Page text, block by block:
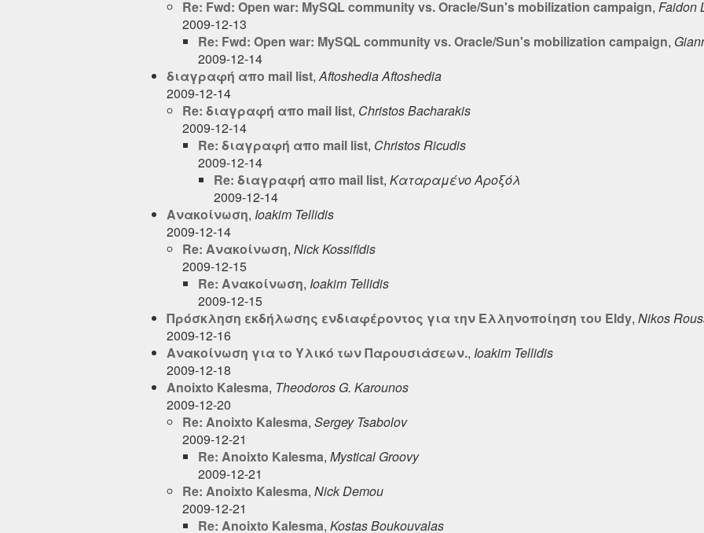
Re: Fwd: Open war: MySQL community vs. Oracle/Sun's mobilization campaign, Faidon
2009-12-13
Re: Fwd: Open war: MySQL community vs. Oracle/Sun's mobilization campaign,
2009-12-14
διαγραφή απο mail list,Aftoshedia Aftoshedia
2009-12-14
Re: διαγραφή απο mail list, Christos Bacharakis
2009-12-14
Re: διαγραφή απο mail list, Christos Ricudis
2009-12-14
Re: διαγραφή απο mail list, Καταραμένο Αροξόλ
2009-12-14
Ανακοίνωση, Ioakim Tellidis
2009-12-14
Re: Ανακοίνωση, Nick Kossifidis
2009-12-15
Re: Ανακοίνωση, Ioakim Tellidis
2009-12-15
Πρόσκληση εκδήλωσης ενδιαφέροντος για την Ελληνοποίηση του Eldy, Nikos
2009-12-16
Ανακοίνωση για το Υλικό των Παρουσιάσεων., Ioakim Tellidis
2009-12-18
Anoixto Kalesma, Theodoros G. Karounos
2009-12-20
Re: Anoixto Kalesma, Sergey Tsabolov
2009-12-21
Re: Anoixto Kalesma, Mystical Groovy
2009-12-21
Re: Anoixto Kalesma, Nick Demou
2009-12-21
Re: Anoixto Kalesma, Kostas Boukouvalas